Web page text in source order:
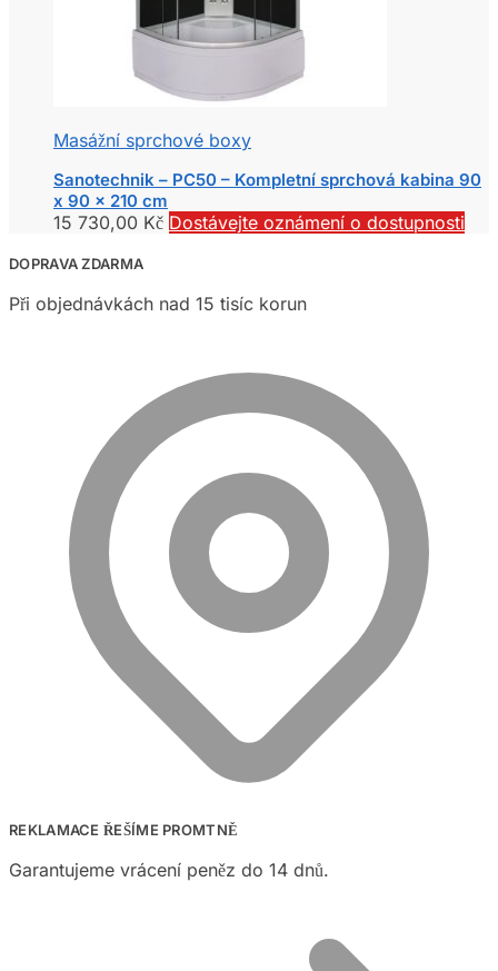
Masážní sprchové boxy
Sanotechnik – PC50 – Kompletní sprchová kabina 90
x 90 x 210 cm
15 730,00 Kč Dostávejte oznámení o dostupnosti
DOPRAVA ZDARMA
Při objednávkách nad 15 tisíc korun
REKLAMACE ŘEŠÍME PROMTNĚ
Garantujeme vrácení peněz do 14 dnů.